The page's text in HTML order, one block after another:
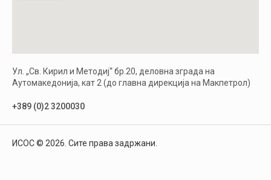
Ул. „Св. Кирил и Методиј“ бр.20, деловна зграда на
Аутомакедонија, кат 2 (до главна дирекција на Макпетрол)
+389 (0)2 3200030
ИСОС © 2026. Сите права задржани.